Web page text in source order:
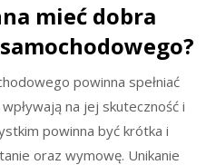
mieć dobra
powinna spełniać
na jej skuteczność i
powinna być krótka i
oraz wymowę. Unikanie